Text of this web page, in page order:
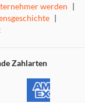
Auch USB-,
gehören zum
werden |
|
Zahlarten